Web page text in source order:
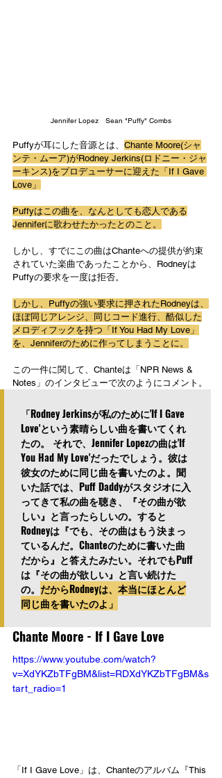
Jennifer Lopez　Sean "Puffy" Combs
Puffyが耳にした音源とは、 Chante Moore(シャ
ンテ・ムーア)がRodney Jerkins(ロドニー・ジャ
ーキンス)をプロデューサーに迎えた「If I Gave
Love」
Puffyはこの曲を、なんとしても恋人である
Jenniferに歌わせたかったとのこと。
しかし、すでにこの曲はChanteへの提供が約束
されていた楽曲であったことから、Rodneyは
Puffyの要求を一度は拒否。
しかし、Puffyの強い要求に押されたRodneyは、
ほぼ同じアレンジ、同じコード進行、酷似した
メロディフックを持つ「If You Had My Love」
を、Jenniferのために作ってしまうことに。
この一件に関して、Chanteは「NPR News &
Notes」のインタビューで次のようにコメント。
「Rodney Jerkinsが私のために'If I Gave
Love'という素晴らしい曲を書いてくれ
たの。 それで、Jennifer Lopezの曲は'If
You Had My Love'だったでしょう。彼は
彼女のために同じ曲を書いたのよ。聞
いた話では、Puff Daddyがスタジオに入
ってきて私の曲を聴き、『その曲が欲
しい』と言ったらしいの。すると
Rodneyは『でも、その曲はもう決まっ
ているんだ。Chanteのために書いた曲
だから』と答えたみたい。それでもPuff
は『その曲が欲しい』と言い続けた
の。 だからRodneyは、本当にほとんど
同じ曲を書いたのよ」
Chante Moore - If I Gave Love
https://www.youtube.com/watch?
v=XdYKZbTFgBM&list=RDXdYKZbTFgBM&s
tart_radio=1
「If I Gave Love」は、Chanteのアルバム『This